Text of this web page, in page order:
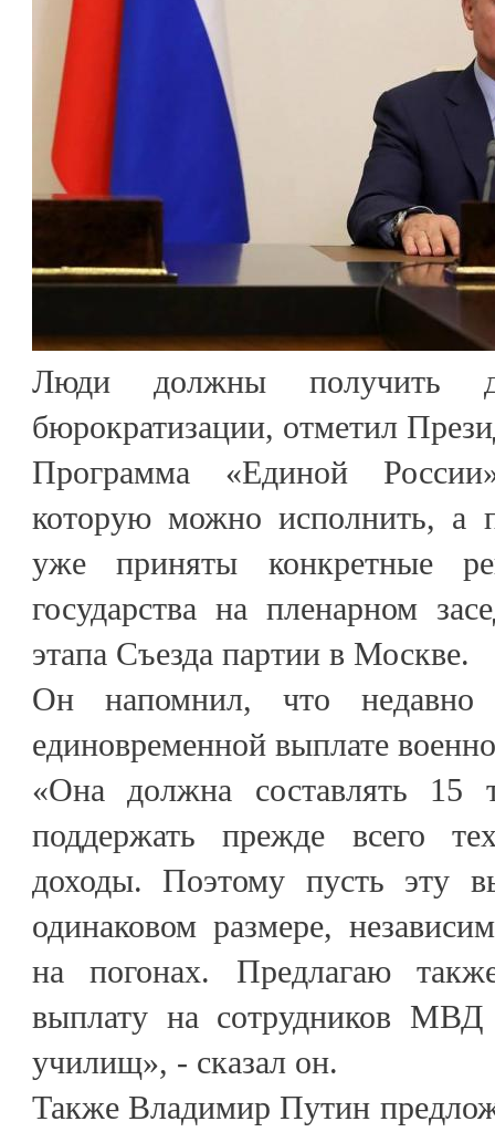
Люди должны получить
бюрократизации, отметил
Программа «Единой
которую можно исполнить, а
уже приняты конкретные
государства на пленарном
этапа Съезда партии в Москве.
Он напомнил, что
единовременной выплате
«Она должна составлять 15
поддержать прежде всего
доходы. Поэтому пусть эту
одинаковом размере,
на погонах. Предлагаю
выплату на сотрудников МВД
училищ», - сказал он.
Также Владимир Путин